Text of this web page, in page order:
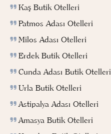
Kaş Butik Otelleri
Patmos Adası Otelleri
Milos Adası Otelleri
Erdek Butik Otelleri
Cunda Adası Butik Otelleri
Urla Butik Otelleri
Astipalya Adası Otelleri
Amasya Butik Otelleri